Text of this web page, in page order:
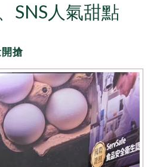
SNS人氣甜點
搶